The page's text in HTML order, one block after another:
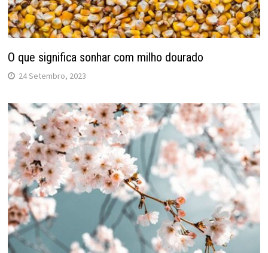
O que significa sonhar com milho dourado
24 Setembro, 2023